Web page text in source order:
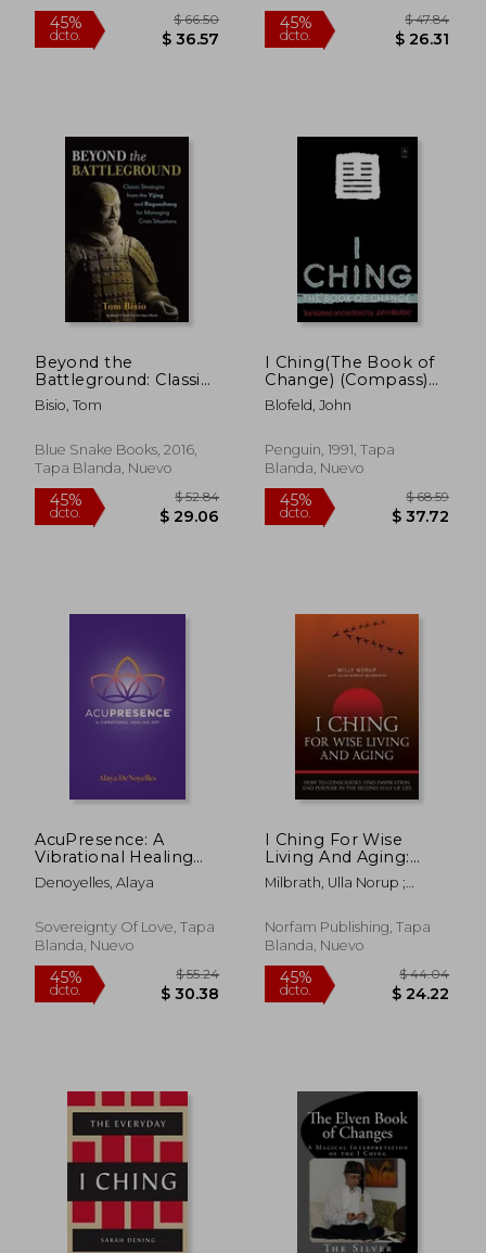
45% 45%
Beyond the
Battleground: Classic
Strategies from the
Yijing and
Managing Crisis
Situations (en Inglés)
Bisio, Tom
Blue Snake Books, 2016,
Tapa Blanda, Nuevo
45%
dcto. $ 29.06
I Ching(The Book of
Change) (Compass)
(en Inglés)
Blofeld, John
Penguin, 1991, Tapa
Blanda, Nuevo
45%
dcto.
AcuPresence: A
Vibrational Healing
Art (en Inglés)
Denoyelles, Alaya
Sovereignty Of Love, Tapa
Blanda, Nuevo
I Ching For Wise
Living And Aging:
How to consciously
find inspiration and
second half of life (en
Inglés)
Milbrath, Ulla Norup ;
Norfam Publishing, Tapa
Blanda, Nuevo